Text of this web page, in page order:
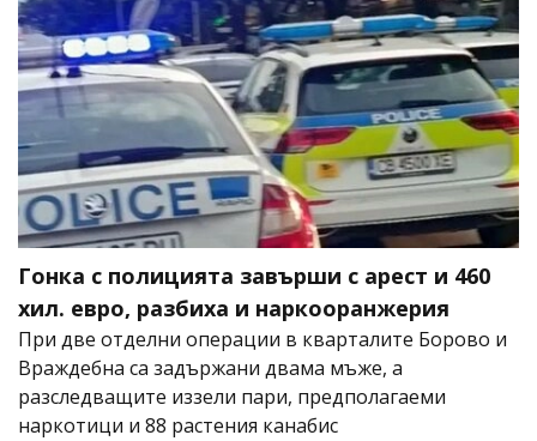
Гонка с полицията завърши с арест и 460
хил. евро, разбиха и наркооранжерия
При две отделни операции в кварталите Борово и
Враждебна са задържани двама мъже, а
разследващите иззели пари, предполагаеми
наркотици и 88 растения канабис